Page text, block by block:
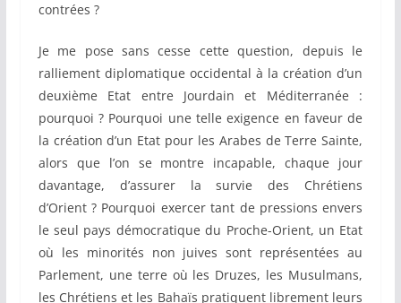
contrées ?
Je me pose sans cesse cette question, depuis le
ralliement diplomatique occidental à la création d’un
deuxième Etat entre Jourdain et Méditerranée :
pourquoi ? Pourquoi une telle exigence en faveur de
la création d’un Etat pour les Arabes de Terre Sainte,
alors que l’on se montre incapable, chaque jour
davantage, d’assurer la survie des Chrétiens
d’Orient ? Pourquoi exercer tant de pressions envers
le seul pays démocratique du Proche-Orient, un Etat
où les minorités non juives sont représentées au
Parlement, une terre où les Druzes, les Musulmans,
les Chrétiens et les Bahaïs pratiquent librement leurs